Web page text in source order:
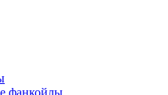
фанкойлы